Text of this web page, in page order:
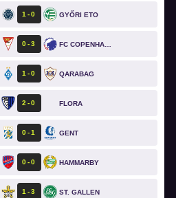
1 0 GYŐRI ETO
0 3 FC COPENHAGEN
1 0 QARABAG
2 0 FLORA
0 1 GENT
0 0 HAMMARBY
1 3 ST. GALLEN